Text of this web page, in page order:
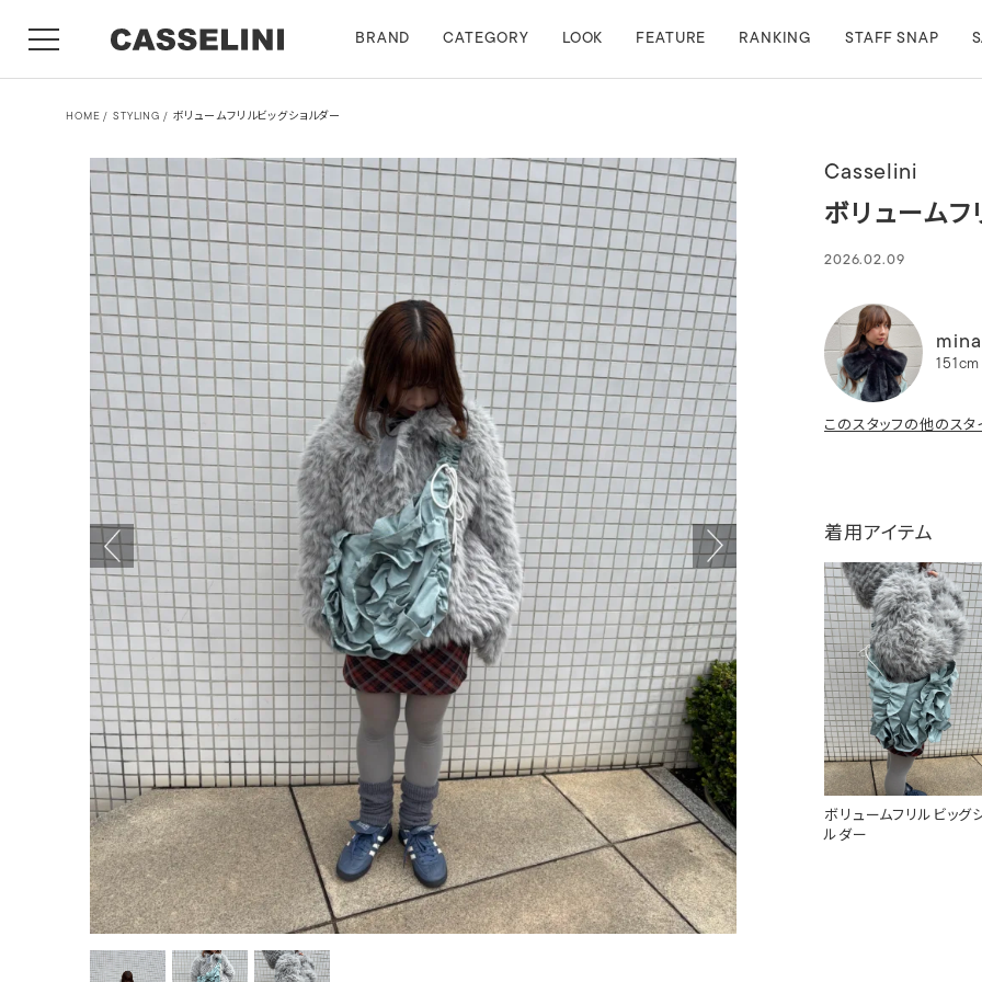
BRAND CATEGORY LOOK FEATURE RANKING STAFF SNAP
HOME STYLING ボリュームフリルビッグショルダー
Casselini
ボリューム
2026.02.09
151cm
このスタッフの他のス
着用アイテム
ボリュームフリルビッグ
ルダー